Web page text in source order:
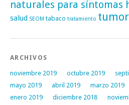
naturales para síntomas
salud SEOM tabaco tratamiento tumor
ARCHIVOS
noviembre 2019 octubre 2019
mayo 2019
abril 2019 marzo 2019
enero 2019
diciembre 2018